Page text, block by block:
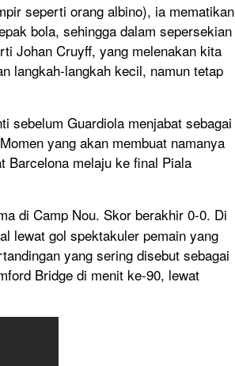
seperti orang albino), ia mematikan
bola, sehingga dalam sepersekian
Johan Cruyff, yang melenakan kita
langkah-langkah kecil, namun tetap
sebelum Guardiola menjabat sebagai
yang akan membuat namanya
Barcelona melaju ke final Piala
di Camp Nou. Skor berakhir 0-0. Di
lewat gol spektakuler pemain yang
yang sering disebut sebagai
Bridge di menit ke-90, lewat